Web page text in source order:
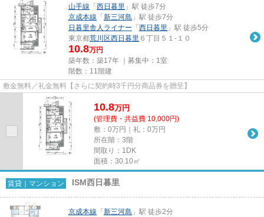
山手線 「 西日暮里 」駅 徒歩7分
京成本線 「 新三河島 」駅 徒歩7分
日暮里舎人ライナー 「 西日暮里 」駅 徒歩5分
東京都荒川区西日暮里 ６丁目５１-１０
10.8万円
築年数：築17年 ｜募集中： 1室
階数：11階建
敷金無料／礼金無料【さらに契約時3千円分商品券を贈呈】
10.8万円
(管理費・共益費 10,000円)
敷：0万円｜礼：0万円
所在階：3階
間取り：1DK
面積：30.10㎡
賃貸｜マンション ISM西日暮里
京成本線 「 新三河島 」駅 徒歩2分